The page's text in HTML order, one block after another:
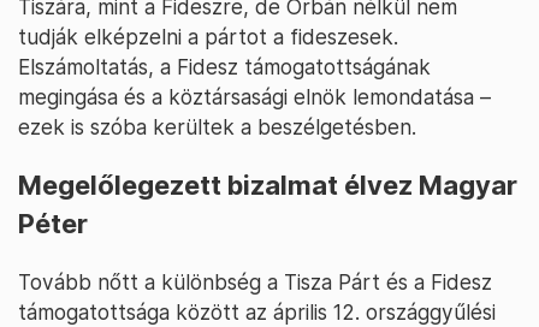
Tiszára, mint a Fideszre, de Orbán nélkül nem
tudják elképzelni a pártot a fideszesek.
Elszámoltatás, a Fidesz támogatottságának
megingása és a köztársasági elnök lemondatása –
ezek is szóba kerültek a beszélgetésben.
Megelőlegezett bizalmat élvez Magyar
Péter
Tovább nőtt a különbség a Tisza Párt és a Fidesz
támogatottsága között az április 12. országgyűlési